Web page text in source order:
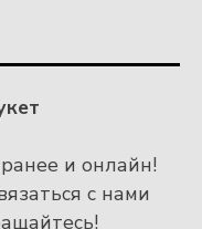
и онлайн!
с нами